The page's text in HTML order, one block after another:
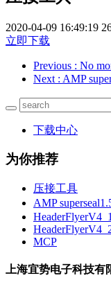
2020-04-09 16:49:19
立即下载
Previous : No
Next : AMP
下载中心
为你推荐
压接工具
AMP
HeaderFlyerV4_1
MCP
上海宜势电子科技有